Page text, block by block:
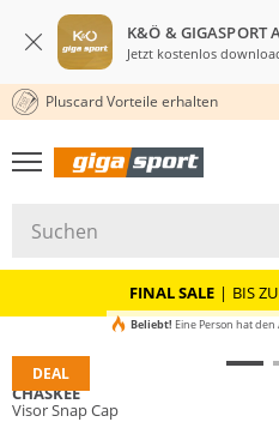
K&Ö & GIGASPORT
Jetzt kostenlos
30 TAGE
Pluscard Vorteile erhalten
GIGASTYLE
FAHRRAD­
FINAL SALE | BIS
DEAL
Beliebt! Eine Person hat
CHASKEE
Visor Snap Cap